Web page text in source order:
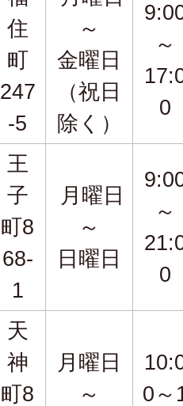
住
町
247
-5
～
金曜日
（祝日
除く）
～
0
王
子
町8
68-
1
月曜日
～
日曜日
～
0
天
神
町8
月曜日
～
0～